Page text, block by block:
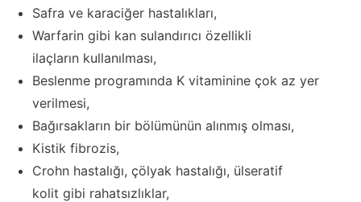
Safra ve karaciğer hastalıkları,
Warfarin gibi kan sulandırıcı özellikli
ilaçların kullanılması,
Beslenme programında K vitaminine çok az yer
verilmesi,
Bağırsakların bir bölümünün alınmış olması,
Kistik fibrozis,
Crohn hastalığı, çölyak hastalığı, ülseratif
kolit gibi rahatsızlıklar,